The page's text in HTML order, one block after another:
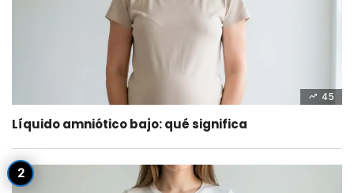
45
Líquido amniótico bajo: qué significa